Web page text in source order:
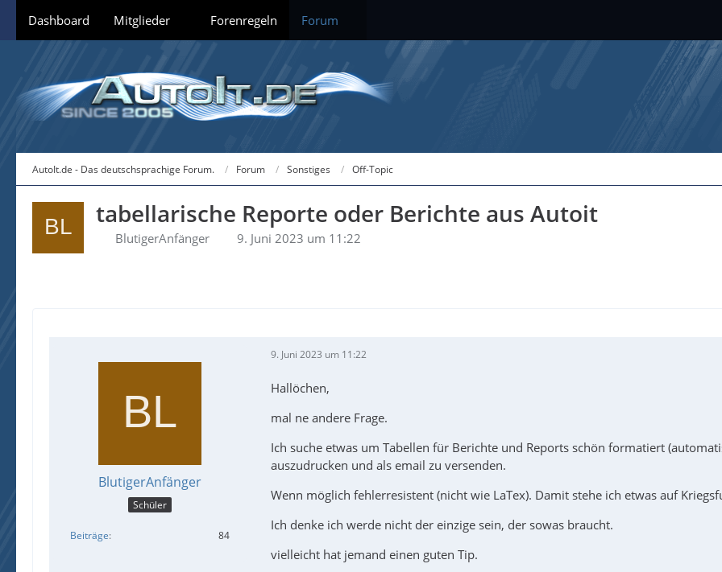
Dashboard Mitglieder Forenregeln Forum
AutoIt.de - Das deutschsprachige Forum. Forum Sonstiges Off-Topic
tabellarische Reporte oder Berichte aus Autoit
BlutigerAnfänger 9. Juni 2023 um 11:22
BlutigerAnfänger
Schüler
Beiträge 84
9. Juni 2023 um 11:22
Hallöchen,
mal ne andere Frage.
Ich suche etwas um Tabellen für Berichte und Reports schön formatiert
auszudrucken und als email zu versenden.
Wenn möglich fehlerresistent (nicht wie LaTex). Damit stehe ich etwas auf
Ich denke ich werde nicht der einzige sein, der sowas braucht.
vielleicht hat jemand einen guten Tip.